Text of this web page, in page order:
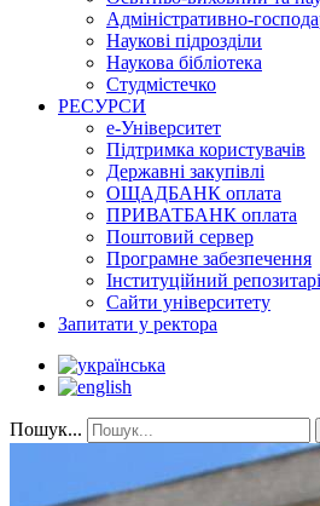
Адміністративно-
Наукові підрозділи
Наукова бібліотека
Студмістечко
РЕСУРСИ
е-Університет
Підтримка користувачів
Державні закупівлі
ОЩАДБАНК оплата
ПРИВАТБАНК оплата
Поштовий сервер
Програмне забезпечення
Інституційний
Сайти університету
Запитати у ректора
Пошук...